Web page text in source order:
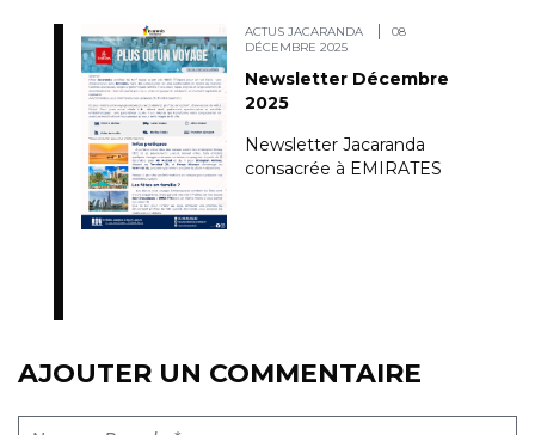
ACTUS JACARANDA
08
DÉCEMBRE 2025
Newsletter Décembre
2025
Newsletter Jacaranda
consacrée à EMIRATES
AJOUTER UN COMMENTAIRE